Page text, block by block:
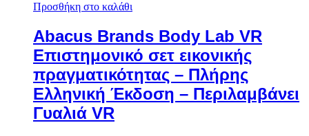
Προσθήκη στο καλάθι
Abacus Brands Body Lab VR
Επιστημονικό σετ εικονικής
πραγματικότητας – Πλήρης
Ελληνική Έκδοση – Περιλαμβάνει
Γυαλιά VR